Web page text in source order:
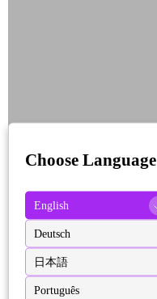
Choose Language
English
Deutsch
日本語
Português